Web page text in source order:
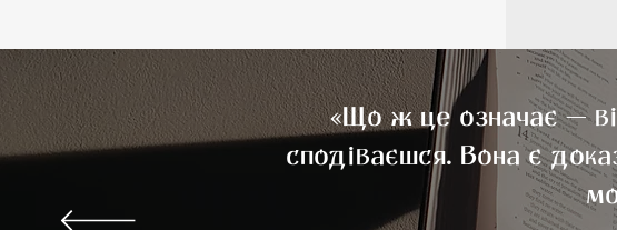
«Що ж це означає —
сподіваєшся. Вона є